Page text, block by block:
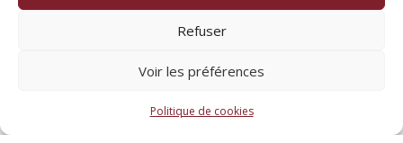
Refuser
Voir les préférences
Politique de cookies
Contactez-nous